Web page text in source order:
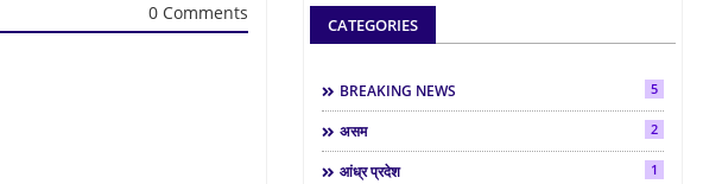
0 Comments
CATEGORIES
BREAKING NEWS 5
असम 2
आंध्र प्रदेश 1